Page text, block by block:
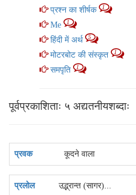
प्रश्न का शीर्षक 1
Me 1
हिंदी में अर्थ 5
मोटरबोट की संस्कृत 1
समपृति 1
पूर्वप्रकाशिताः ५ अद्यतनीयशब्‍दाः
प्रवक कूदने वाला
प्रलोल उद्भ्रान्त (सागर)...